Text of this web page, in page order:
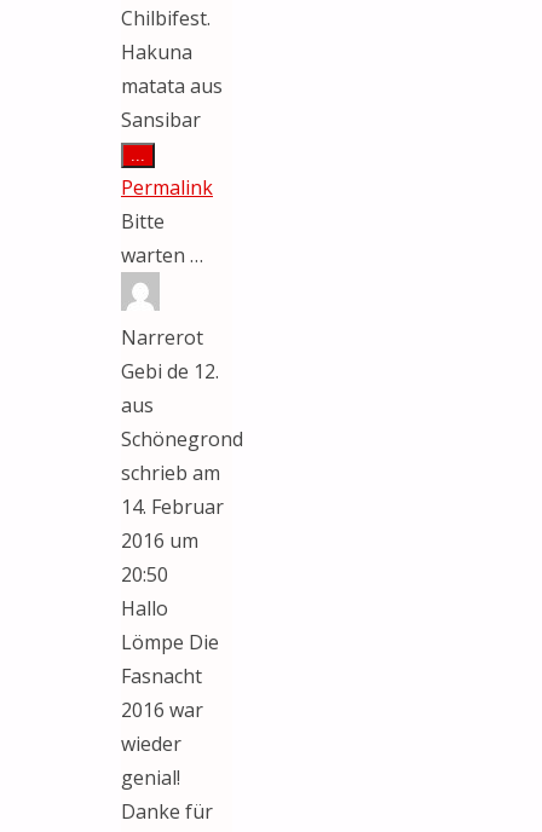
Chilbifest.
Hakuna
matata aus
Sansibar
...
Metabox
ein-/ausblenden.
Permalink
Bitte
warten …
Narrerot
Gebi de 12.
aus
Schönegrond
schrieb am
14. Februar
2016 um
20:50
Hallo
Lömpe Die
Fasnacht
2016 war
wieder
genial!
Danke für